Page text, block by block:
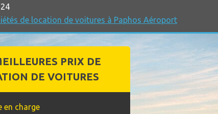
de location de voitures à Paphos Aéroport
PRIX DE
DE VOITURES
en charge